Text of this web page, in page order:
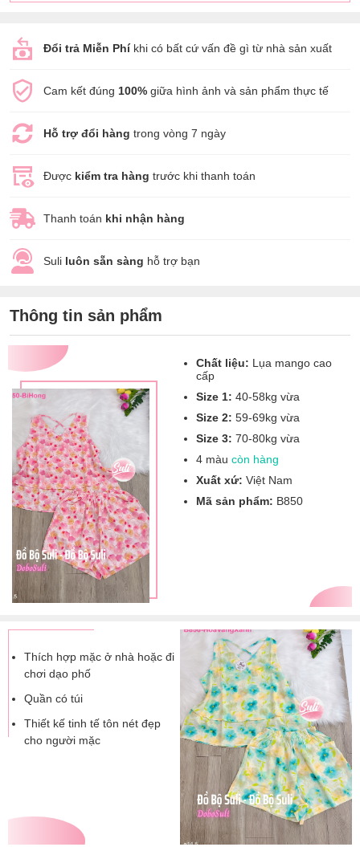
Đổi trả Miễn Phíkhi có bất cứ vấn đề gì từ nhà sản xuất
Cam kết đúng 100% giữa hình ảnh và sản phẩm thực tế
Hỗ trợ đổi hàng trong vòng 7 ngày
Được kiểm tra hàng trước khi thanh toán
Thanh toán khi nhận hàng
Suli luôn sẵn sàng hỗ trợ bạn
Thông tin sản phẩm
Chất liệu: Lụa mango cao
cấp
Size 1: 40-58kg vừa
Size 2: 59-69kg vừa
Size 3: 70-80kg vừa
4 màu còn hàng
Xuất xứ: Việt Nam
Mã sản phẩm: B850
Thích hợp mặc ở nhà hoặc đi
chơi dạo phố
Quần có túi
Thiết kế tinh tế tôn nét đẹp
cho người mặc